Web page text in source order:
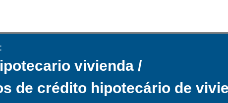
vivienda /
de crédito hipotecário de